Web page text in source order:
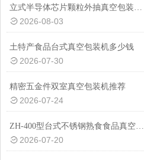
立式半导体芯片颗粒外抽真空包装机厂家
2026-08-03
土特产食品台式真空包装机多少钱
2026-07-30
精密五金件双室真空包装机推荐
2026-07-24
ZH-400型台式不锈钢熟食食品真空包装机设备
2026-07-20